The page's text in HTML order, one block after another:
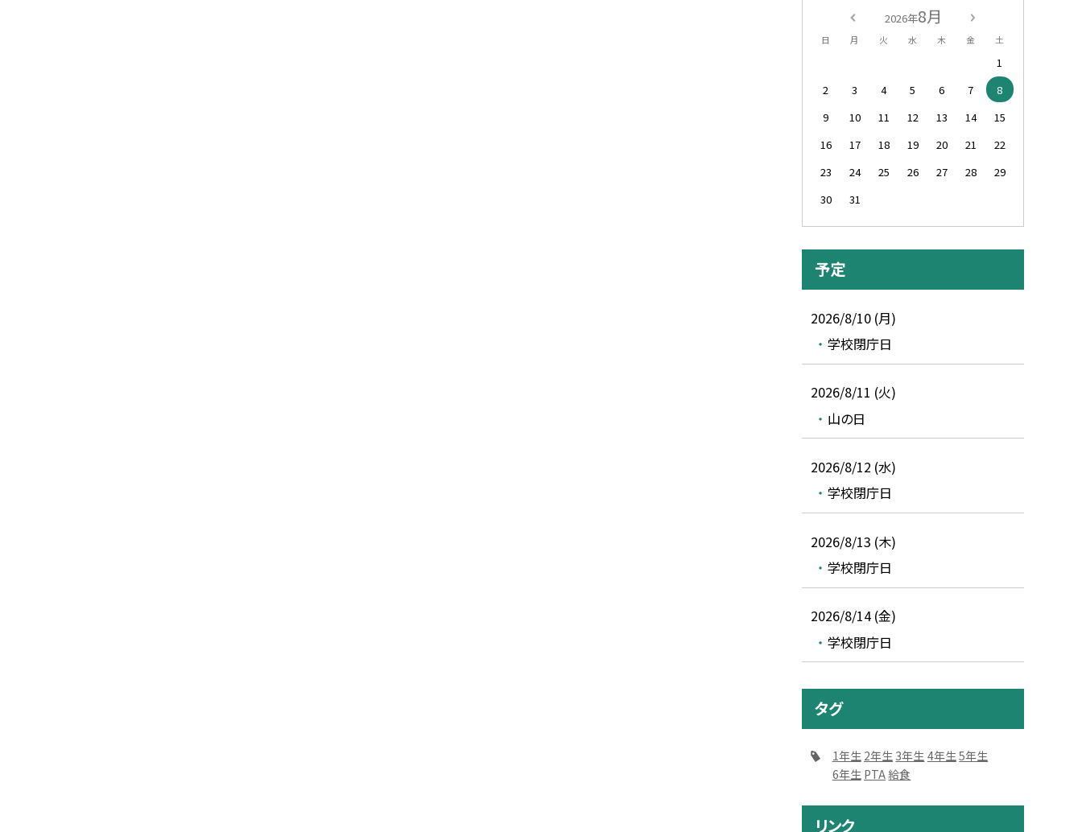
2026年8月
日 月 火 水 木 金 土
1
2
3 4 5 6 7
8
9
10 11 12 13 14
15
16
17 18 19 20 21
22
23
24 25 26 27 28
29
30
31
予定
2026/8/10 (月)
学校閉庁日
2026/8/11 (火)
山の日
2026/8/12 (水)
学校閉庁日
2026/8/13 (木)
学校閉庁日
2026/8/14 (金)
学校閉庁日
タグ
1年生 2年生 3年生 4年生 5年生
6年生 PTA 給食
リンク